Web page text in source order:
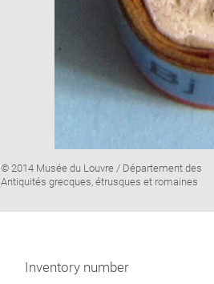
Image
caption:
© 2014 Musée du Louvre / Département des
Antiquités grecques, étrusques et romaines
Inventory number